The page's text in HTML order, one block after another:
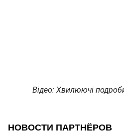
Відео: Хвилюючі